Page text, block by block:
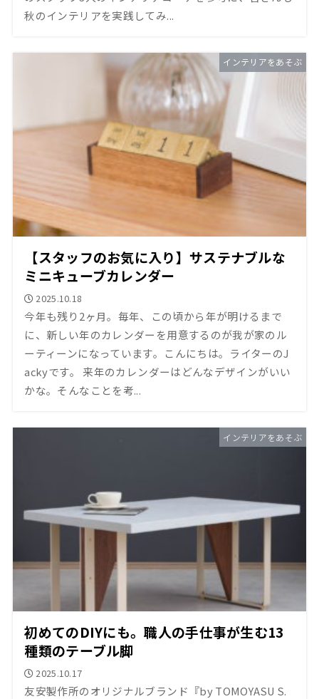
秋のインテリアを実践してみ...
インテリアをあそぶ
【スタッフのお気に入り】サステナブルな
ミニキューブカレンダー
2025.10.18
今年も残り2ヶ月。毎年、この頃から年が明けるまで
に、新しい年のカレンダーを用意するのが我が家のル
ーティーンになっています。こんにちは。ライターのJ
ackyです。 来年のカレンダーはどんなデザインがいい
かな。そんなことを考...
インテリアをあそぶ
初めてのDIYにも。職人の手仕事が生む13
種類のテーブル脚
2025.10.17
友安製作所のオリジナルブランド『by TOMOYASU S.